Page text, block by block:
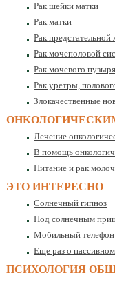
Рак шейки матки
Рак матки
Рак предстательной
Рак мочеполовой
Рак мочевого пузыря
Рак уретры,
Злокачественные
Лечение
В помощь
Питание и рак
ЭТО ИНТЕРЕСНО
Солнечный гипноз
Под солнечным
Мобильный телефон
Еще раз о
ПСИХОЛОГИЯ